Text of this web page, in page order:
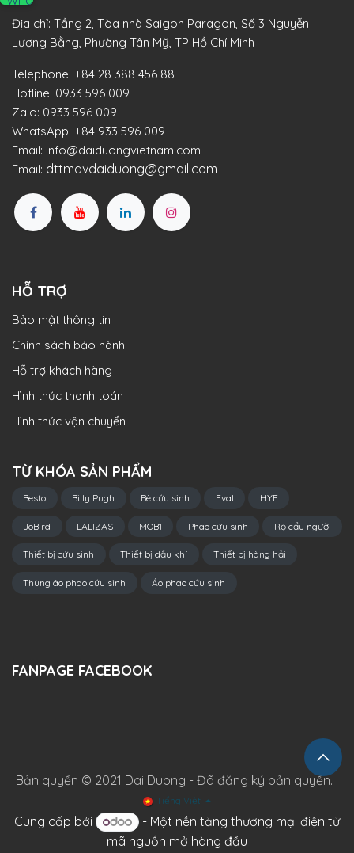
Địa chỉ: Tầng 2, Tòa nhà Saigon Paragon, Số 3 Nguyễn
Lương Bằng, Phường Tân Mỹ, TP Hồ Chí Minh
Telephone: +84 28 388 456 88
Hotline: 0933 596 009
Zalo: 0933 596 009
WhatsApp: +84 933 596 009
Email: info@daiduongvietnam.com
Email: dttmdvdaiduong@gmail.com
HỖ TRỢ
Bảo mật thông tin
Chính sách bảo hành
Hỗ trợ khách hàng
Hình thức thanh toán
Hình thức vận chuyển
TỪ KHÓA SẢN PHẨM
Besto Billy Pugh Bè cứu sinh Eval HYF
JoBird LALIZAS MOB1 Phao cứu sinh Rọ cẩu người
Thiết bị cứu sinh Thiết bị dầu khí Thiết bị hàng hải
Thùng áo phao cứu sinh Áo phao cứu sinh
FANPAGE FACEBOOK
Bản quyền © 2021 Dai Duong - Đã đăng ký bản quyền.
Tiếng Việt
Cung cấp bởi - Một nền tảng thương mại điện tử
mã nguồn mở hàng đầu